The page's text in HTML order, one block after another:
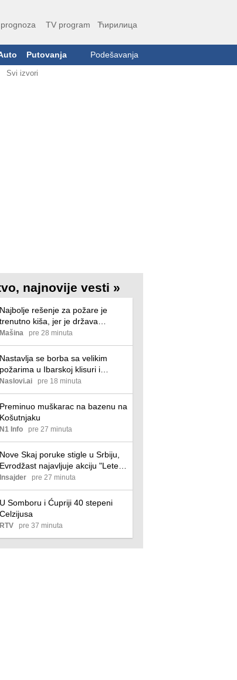
TV program Ћирилица
Putovanja Podešavanja
Svi izvori
najnovije vesti »
Najbolje rešenje za požare je
trenutno kiša, jer je država
zakazala u preventivi
Mašina pre 28 minuta
Nastavlja se borba sa velikim
požarima u Ibarskoj klisuri i
Deliblatskoj peščari
Naslovi.ai pre 18 minuta
Preminuo muškarac na bazenu na
Košutnjaku
N1 Info pre 27 minuta
Nove Skaj poruke stigle u Srbiju,
Evrodžast najavljuje akciju "Leteća
nevesta" (VIDEO)
Insajder pre 27 minuta
U Somboru i Ćupriji 40 stepeni
Celzijusa
RTV pre 37 minuta